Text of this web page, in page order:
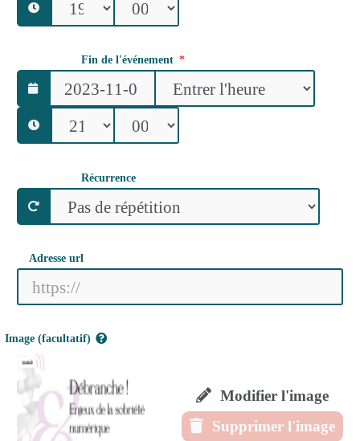
Fin de l'événement
Récurrence
Adresse url
Image (facultatif)
Modifier l'image
Supprimer l'image